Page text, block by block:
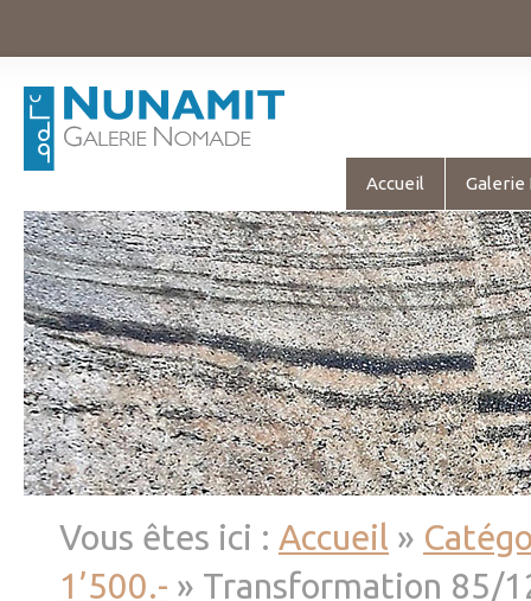
Accueil Galerie
Vous êtes ici : Accueil »
1’500.- » Transformation 85/